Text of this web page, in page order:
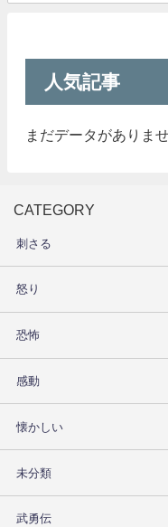
人気記事
まだデータがありませ
CATEGORY
刺さる
怒り
恐怖
感動
懐かしい
未分類
武勇伝